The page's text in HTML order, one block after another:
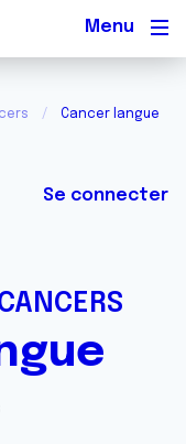
Cancer langue
Se connecter